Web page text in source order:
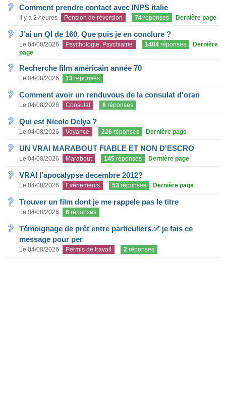
Comment prendre contact avec INPS italie
Il y a 2 heures Pension de réversion 74 réponses Dernière page
J'ai un QI de 160. Que puis je en conclure ?
Le 04/08/2026 Psychologie, Psychiatrie 1404 réponses
Dernière
page
Recherche film américain année 70
Le 04/08/2026 13 réponses
Comment avoir un renduvous de la consulat d'oran
Le 04/08/2026 Consulat 8 réponses
Qui est Nicole Delya ?
Le 04/08/2026 Voyance 226 réponses Dernière page
UN VRAI MARABOUT FIABLE ET NON D'ESCRO
Le 04/08/2026 Marabout 145 réponses Dernière page
VRAI l'apocalypse decembre 2012?
Le 04/08/2026 Evènements 53 réponses Dernière page
Trouver un film dont je me rappele pas le titre
Le 04/08/2026 6 réponses
Témoignage de prêt entre particuliers.✅ je fais ce
message pour per
Le 04/08/2026 Permis de travail 2 réponses